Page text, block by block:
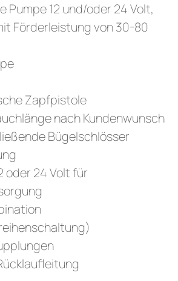
Pumpe 12 und/oder 24 Volt,
Förderleistung von 30-80
Zapfpistole
nach Kundenwunsch
Bügelschlösser
oder 24 Volt für